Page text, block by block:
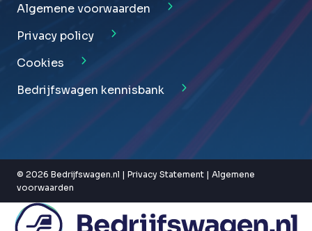
Algemene voorwaarden
Privacy policy
Cookies
Bedrijfswagen kennisbank
© 2026 Bedrijfswagen.nl | Privacy Statement | Algemene
voorwaarden